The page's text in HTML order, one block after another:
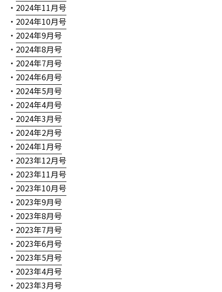
・ 2024年11月号
・ 2024年10月号
・ 2024年9月号
・ 2024年8月号
・ 2024年7月号
・ 2024年6月号
・ 2024年5月号
・ 2024年4月号
・ 2024年3月号
・ 2024年2月号
・ 2024年1月号
・ 2023年12月号
・ 2023年11月号
・ 2023年10月号
・ 2023年9月号
・ 2023年8月号
・ 2023年7月号
・ 2023年6月号
・ 2023年5月号
・ 2023年4月号
・ 2023年3月号